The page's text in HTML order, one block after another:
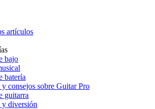
artículos
bajo
batería
consejos sobre Guitar Pro
guitarra
diversión